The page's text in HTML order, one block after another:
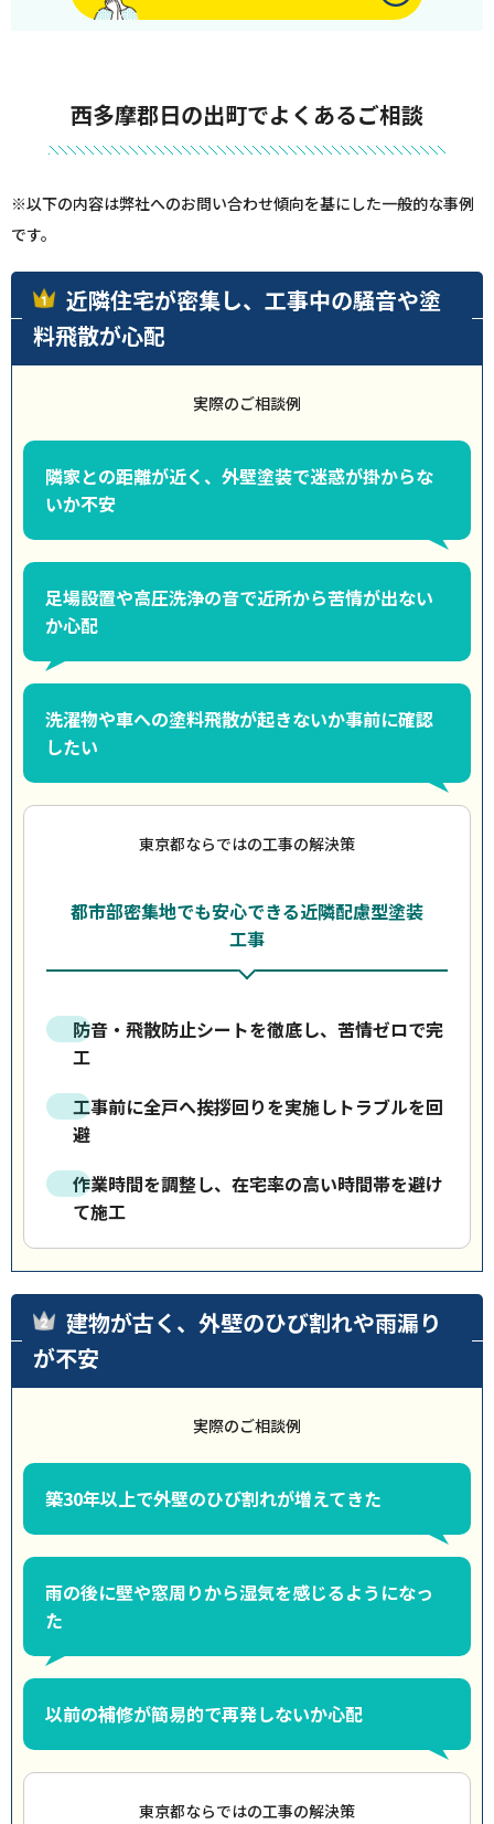
西多摩郡日の出町でよくあるご相談
※以下の内容は弊社へのお問い合わせ傾向を基にした一般的な事例
です。
近隣住宅が密集し、工事中の騒音や塗
料飛散が心配
実際のご相談例
隣家との距離が近く、外壁塗装で迷惑が掛からな
いか不安
足場設置や高圧洗浄の音で近所から苦情が出ない
か心配
洗濯物や車への塗料飛散が起きないか事前に確認
したい
東京都ならではの工事の解決策
都市部密集地でも安心できる近隣配慮型塗装
工事
防音・飛散防止シートを徹底し、苦情ゼロで完
工
工事前に全戸へ挨拶回りを実施しトラブルを回
避
作業時間を調整し、在宅率の高い時間帯を避け
て施工
建物が古く、外壁のひび割れや雨漏り
が不安
実際のご相談例
築30年以上で外壁のひび割れが増えてきた
雨の後に壁や窓周りから湿気を感じるようになっ
た
以前の補修が簡易的で再発しないか心配
東京都ならではの工事の解決策